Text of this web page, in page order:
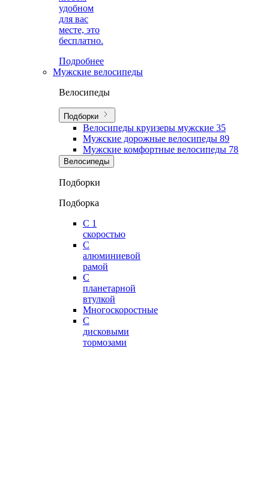
удобном
для вас
месте, это
бесплатно.
Подробнее
Мужские велосипеды
Велосипеды
Подборки
Велосипеды круизеры мужские 35
Мужские дорожные велосипеды 89
Мужские комфортные велосипеды 78
Велосипеды
Подборки
Подборка
С 1
скоростью
С
алюминиевой
рамой
С
планетарной
втулкой
Многоскоростные
С
дисковыми
тормозами